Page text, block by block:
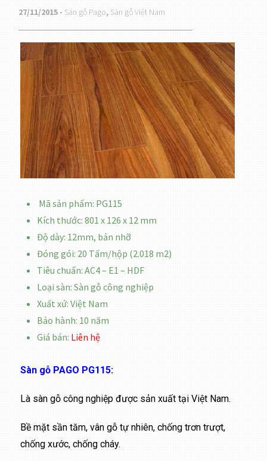
27/11/2015 - Sàn gỗ Pago, Sàn gỗ Việt Nam
Mã sản phẩm: PG115
Kích thước: 801 x 126 x 12 mm
Độ dày: 12mm, bản nhỡ
Đóng gói: 20 Tấm/hộp (2.018 m2)
Tiêu chuẩn: AC4 – E1 – HDF
Loại sàn: Sàn gỗ công nghiệp
Xuất xứ: Việt Nam
Bảo hành: 10 năm
Giá bán: Liên hệ
Sàn gỗ PAGO PG115:
Là sàn gỗ công nghiệp được sản xuất tại Việt Nam.
Bề mặt sần tăm, vân gỗ tự nhiên, chống trơn trượt,
chống xước, chống cháy.